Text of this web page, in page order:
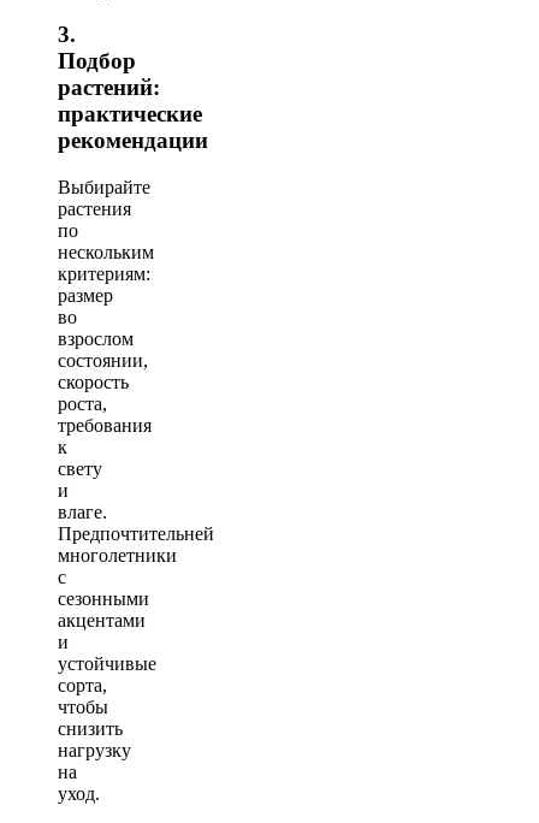
3.
Подбор
растений:
практические
рекомендации
Выбирайте
растения
по
нескольким
критериям:
размер
во
взрослом
состоянии,
скорость
роста,
требования
к
свету
и
влаге.
Предпочтительней
многолетники
с
сезонными
акцентами
и
устойчивые
сорта,
чтобы
снизить
нагрузку
на
уход.